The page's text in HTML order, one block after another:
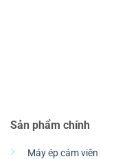
Sản phẩm chính
Máy ép cám viên